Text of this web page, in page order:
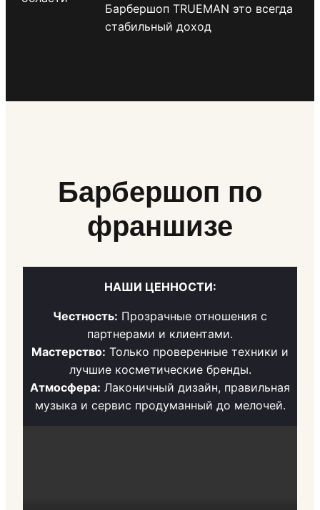
Барбершоп TRUEMAN это всегда
стабильный доход
Барбершоп по
франшизе
НАШИ ЦЕННОСТИ:
Честность: Прозрачные отношения с
партнерами и клиентами.
Мастерство: Только проверенные техники и
лучшие косметические бренды.
Атмосфера: Лаконичный дизайн, правильная
музыка и сервис продуманный до мелочей.